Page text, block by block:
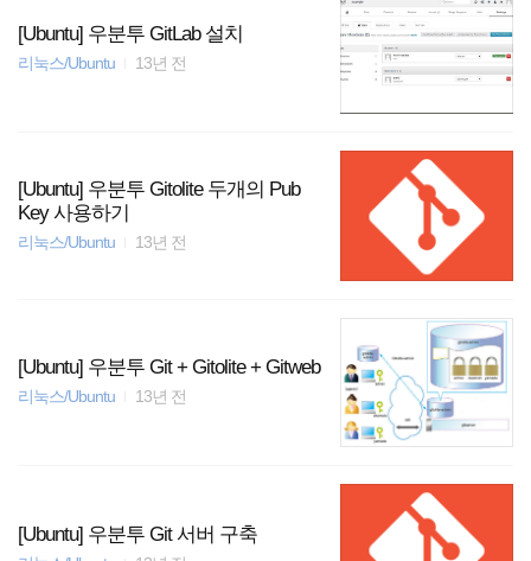
[Ubuntu] 우분투 GitLab 설치
리눅스/Ubuntu 13년 전
[Ubuntu] 우분투 Gitolite 두개의 Pub
Key 사용하기
리눅스/Ubuntu 13년 전
[Ubuntu] 우분투 Git + Gitolite + Gitweb
리눅스/Ubuntu 13년 전
[Ubuntu] 우분투 Git 서버 구축